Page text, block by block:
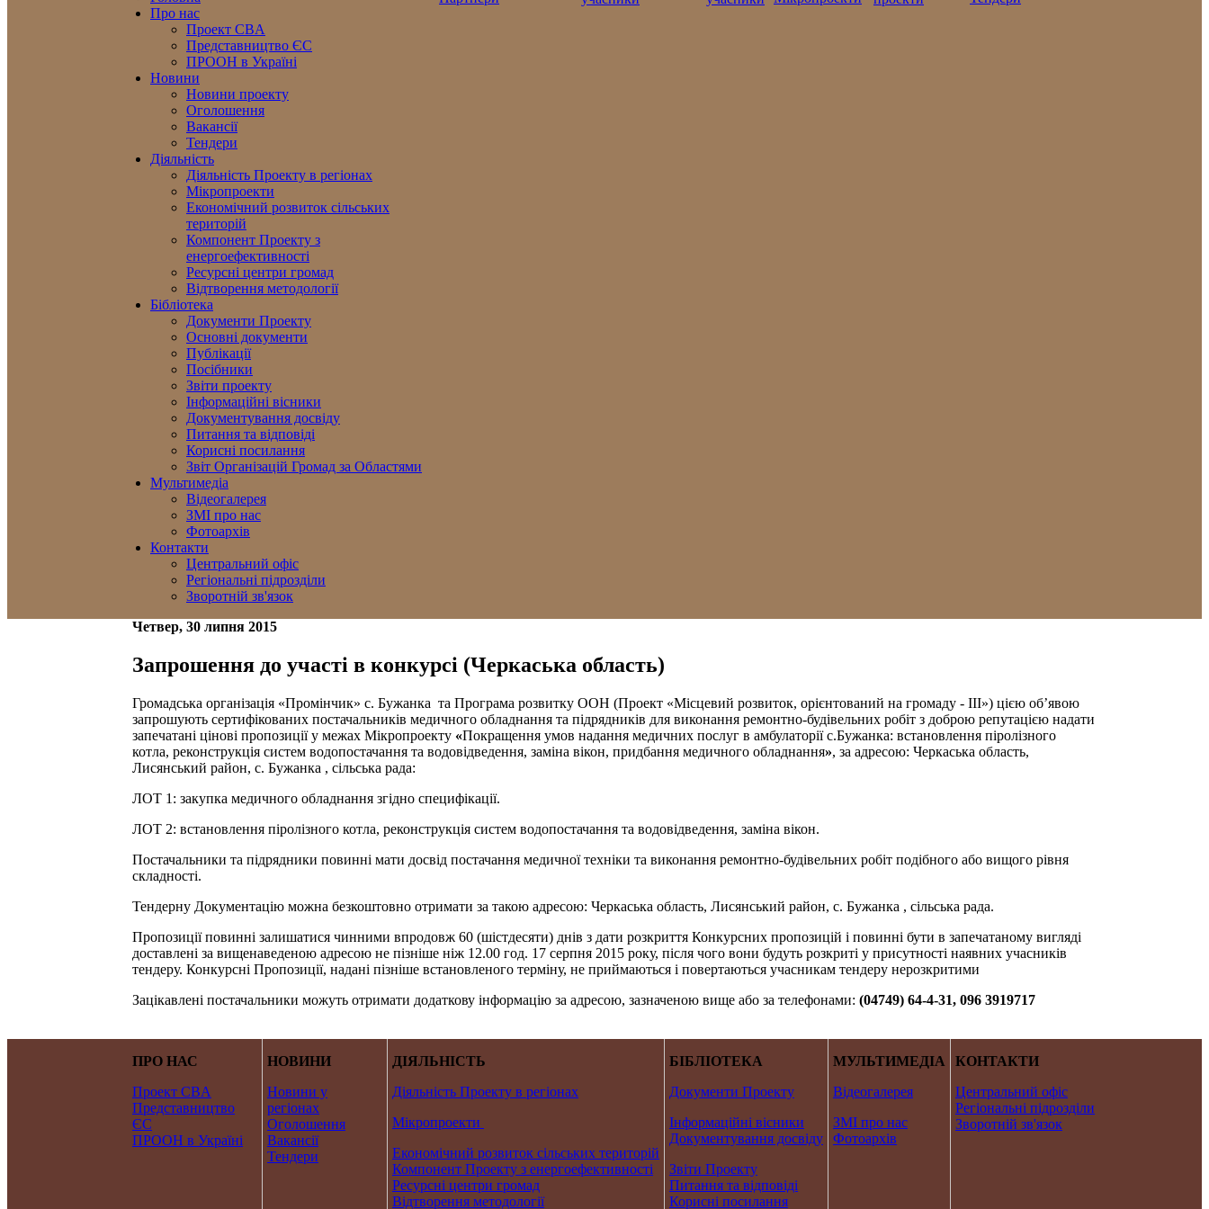
Про нас
Проект CBA
Представництво ЄС
ПРООН в Україні
Новини
Новини проекту
Оголошення
Вакансії
Тендери
Діяльність
Діяльність Проекту в регіонах
Мікропроекти
Економічний розвиток сільських
територій
Компонент Проекту з
енергоефективності
Ресурсні центри громад
Відтворення методології
Бібліотека
Документи Проекту
Основні документи
Публікації
Посібники
Звіти проекту
Інформаційні вісники
Документування досвіду
Питання та відповіді
Корисні посилання
Звіт Організацій Громад за Областями
Мультимедіа
Відеогалерея
ЗМІ про нас
Фотоархів
Контакти
Центральний офіс
Регіональні підрозділи
Зворотній зв'язок
Четвер, 30 липня 2015
Запрошення до участі в конкурсі (Черкаська область)
Громадська організація «Промінчик» с. Бужанка та Програма розвитку ООН (Проект «Місцевий розвиток, орієнтований на громаду - ІІІ») цією об’явою
запрошують сертифікованих постачальників медичного обладнання та підрядників для виконання ремонтно-будівельних робіт з доброю репутацією надати
запечатані цінові пропозиції у межах Мікропроекту «Покращення умов надання медичних послуг в амбулаторії с.Бужанка: встановлення піролізного
котла, реконструкція систем водопостачання та водовідведення, заміна вікон, придбання медичного обладнання», за адресою: Черкаська область,
Лисянський район, с. Бужанка , сільська рада:
ЛОТ 1: закупка медичного обладнання згідно специфікації.
ЛОТ 2: встановлення піролізного котла, реконструкція систем водопостачання та водовідведення, заміна вікон.
Постачальники та підрядники повинні мати досвід постачання медичної техніки та виконання ремонтно-будівельних робіт подібного або вищого рівня
складності.
Тендерну Документацію можна безкоштовно отримати за такою адресою: Черкаська область, Лисянський район, с. Бужанка , сільська рада.
Пропозиції повинні залишатися чинними впродовж 60 (шістдесяти) днів з дати розкриття Конкурсних пропозицій і повинні бути в запечатаному вигляді
доставлені за вищенаведеною адресою не пізніше ніж 12.00 год. 17 серпня 2015 року, після чого вони будуть розкриті у присутності наявних учасників
тендеру. Конкурсні Пропозиції, надані пізніше встановленого терміну, не приймаються і повертаються учасникам тендеру нерозкритими
Зацікавлені постачальники можуть отримати додаткову інформацію за адресою, зазначеною вище або за телефонами: (04749) 64-4-31, 096 3919717
ПРО НАС
Проект CBA
Представництво
ЄС
ПРООН в Україні
НОВИНИ
Новини у
регіонах
Оголошення
Вакансії
Тендери
ДІЯЛЬНІСТЬ
Діяльність Проекту в регіонах
Мікропроекти
Економічний розвиток сільських територій
Компонент Проекту з енергоефективності
Ресурсні центри громад
Відтворення методології
БІБЛІОТЕКА
Документи Проекту
Інформаційні вісники
Документування досвіду
Звіти Проекту
Питання та відповіді
Корисні посилання
МУЛЬТИМЕДІА
Відеогалерея
ЗМІ про нас
Фотоархів
КОНТАКТИ
Центральний офіс
Регіональні підрозділи
Зворотній зв'язок